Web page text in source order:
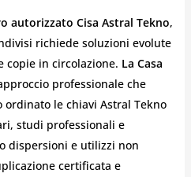
autorizzato Cisa Astral Tekno,
richiede soluzioni evolute
copie in circolazione. La Casa
professionale che
le chiavi Astral Tekno
studi professionali e
dispersioni e utilizzi non
certificata e